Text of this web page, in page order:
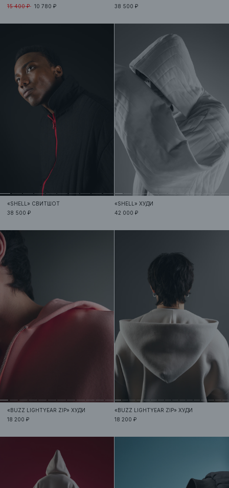
15 400 ₽ 10 780 ₽ 38 500 ₽
«SHELL» СВИТШОТ
38 500 ₽
«SHELL»ХУДИ
42 000 ₽
«BUZZ LIGHTYEAR ZIP»ХУДИ
18 200 ₽
«BUZZ LIGHTYEAR ZIP»ХУДИ
18 200 ₽